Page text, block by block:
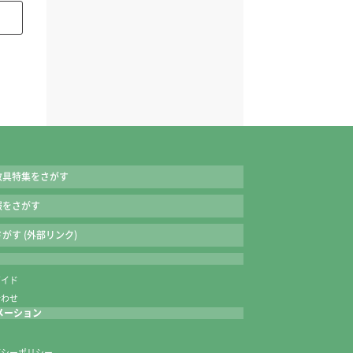
具特集をさがす
さがす
す (外部リンク)
ド
せ
ーション